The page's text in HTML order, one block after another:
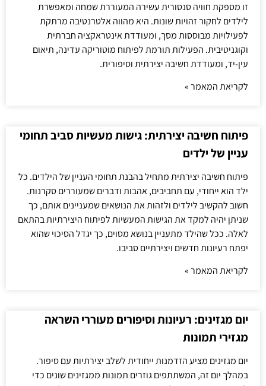
זו מספקת חוויה סנסורית עשירה המעוררת שמחה ומאפשרת
לילדים לחקור זהויות שונות. היא מהווה אלטרנטיבה מרתקת
לפעילויות מבוססות מסך, ומעודדת אינטראקציה חברתית
וקוגניטיבית. הפעילות תורמת לפיתוח מוטוריקה עדינה, תיאום
עין-יד, ומעודדת חשיבה יצירתית וסיפורית.
לקריאת המאמר »
פיתוח חשיבה יצירתית: גישות מעשיות סביב תחומי
עניין של ילדים
פיתוח חשיבה יצירתית מתחיל בהבנת תחומי העניין של הילדים. כל
ילד הוא ייחודי, עם תחביבים, אהבות ודברים שמעוררים סקרנות.
חשוב להקשיב לילדים ולזהות את הנושאים שמעניינים אותם, כך
שניתן יהיה למקד את הגישות המעשיות לפיתוח היצירתיות בהתאם
לאלה. ככל שהילד מתעניין בנושא מסוים, כך יגדל הסיכוי שהוא
יפתח רעיונות חדשים ויצירתיים סביבו.
לקריאת המאמר »
יום מגזינים: רעיונות וסיפורים מעוררי השראה
מגזירי תמונות
יום מגזינים מציע הזדמנות ייחודית לשלב יצירתיות עם סיפור.
במהלך יום זה, המשתתפים גוזרים תמונות ממגזינים שונים כדי